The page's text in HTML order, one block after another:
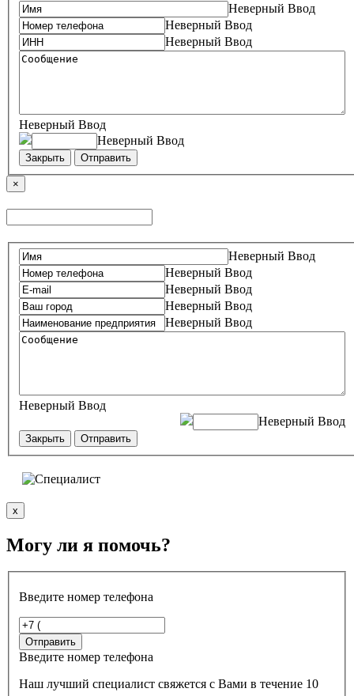
Неверный Ввод
Неверный Ввод
Неверный Ввод
Неверный Ввод
Неверный Ввод
Закрыть Отправить
×
Неверный Ввод
Неверный Ввод
Неверный Ввод
Неверный Ввод
Неверный Ввод
Неверный Ввод
Неверный Ввод
Закрыть Отправить
x
Могу ли я помочь?
Введите номер телефона
Введите номер телефона
Наш лучший специалист свяжется с Вами в течение 10